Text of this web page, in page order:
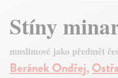
Stíny
muslimové jako předmět
Beránek Ondřej,